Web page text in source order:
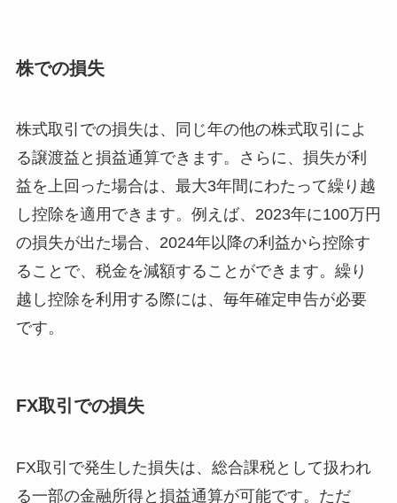
株での損失
株式取引での損失は、同じ年の他の株式取引によ
る譲渡益と損益通算できます。さらに、損失が利
益を上回った場合は、最大3年間にわたって繰り越
し控除を適用できます。例えば、2023年に100万円
の損失が出た場合、2024年以降の利益から控除す
ることで、税金を減額することができます。繰り
越し控除を利用する際には、毎年確定申告が必要
です。
FX取引での損失
FX取引で発生した損失は、総合課税として扱われ
る一部の金融所得と損益通算が可能です。ただ